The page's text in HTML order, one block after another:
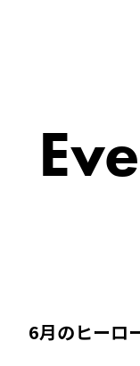
6月のヒーロ